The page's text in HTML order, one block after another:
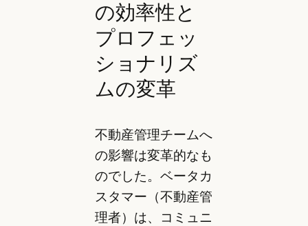
の効率性と
プロフェッ
ショナリズ
ムの変革
不動産管理チームへ
の影響は変革的なも
のでした。ベータカ
スタマー（不動産管
理者）は、コミュニ